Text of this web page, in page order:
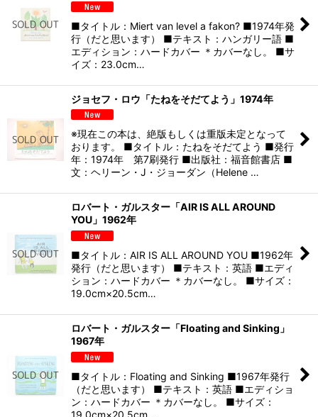
■タイトル：Miert van level a fakon? ■1974年発
行（だと思います） ■テキスト：ハンガリー語 ■
エディション：ハードカバー ＊カバーなし。 ■サ
イズ：23.0cm…
ジョセフ・ロウ「たねをそだてよう」1974年
※現在この本は、絶版もしくは重版未定となって
おります。 ■タイトル：たねをそだてよう ■発行
年：1974年 第7刷発行 ■出版社：福音館書店 ■
文：ヘリーン・J・ジョーダン（Helene …
ロバート・ガルスター「AIR IS ALL AROUND
YOU」1962年
■タイトル：AIR IS ALL AROUND YOU ■1962年
発行（だと思います） ■テキスト：英語 ■エディ
ション：ハードカバー ＊カバーなし。 ■サイズ：
19.0cm×20.5cm…
ロバート・ガルスター「Floating and Sinking」
1967年
■タイトル：Floating and Sinking ■1967年発行
（だと思います） ■テキスト：英語 ■エディショ
ン：ハードカバー ＊カバーなし。 ■サイズ：
19.0cm×20.5cm …